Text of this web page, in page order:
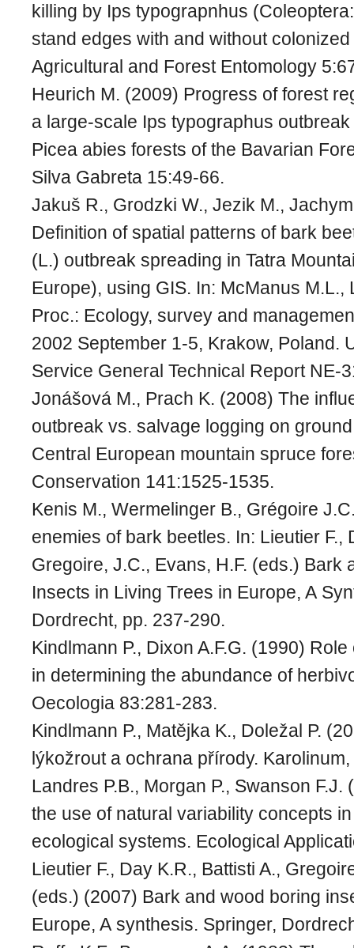
killing by Ips typograpnhus
stand edges with and without
Agricultural and Forest Entomology
Heurich M. (2009) Progress of forest
a large-scale Ips typographus
Picea abies forests of the Bavarian
Silva Gabreta 15:49-66.
Jakuš R., Grodzki W., Jezik M.,
Definition of spatial patterns of bark
(L.) outbreak spreading in Tatra
Europe), using GIS. In: McManus M.L.,
Proc.: Ecology, survey and
2002 September 1-5, Krakow, Poland.
Service General Technical Report NE-
Jonášová M., Prach K. (2008) The
outbreak vs. salvage logging on
Central European mountain spruce
Conservation 141:1525-1535.
Kenis M., Wermelinger B., Grégoire
enemies of bark beetles. In: Lieutier F.,
Gregoire, J.C., Evans, H.F. (eds.) Bark
Insects in Living Trees in Europe, A
Dordrecht, pp. 237-290.
Kindlmann P., Dixon A.F.G. (1990)
in determining the abundance of
Oecologia 83:281-283.
Kindlmann P., Matějka K., Doležal P.
lýkožrout a ochrana přírody.
Landres P.B., Morgan P., Swanson
the use of natural variability concepts
ecological systems. Ecological
Lieutier F., Day K.R., Battisti A.,
(eds.) (2007) Bark and wood boring
Europe, A synthesis. Springer,